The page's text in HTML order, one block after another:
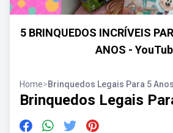
5 BRINQUEDOS INCRÍVEIS
ANOS -
Home>Brinquedos Legais Para 5 Anos
Brinquedos Legais